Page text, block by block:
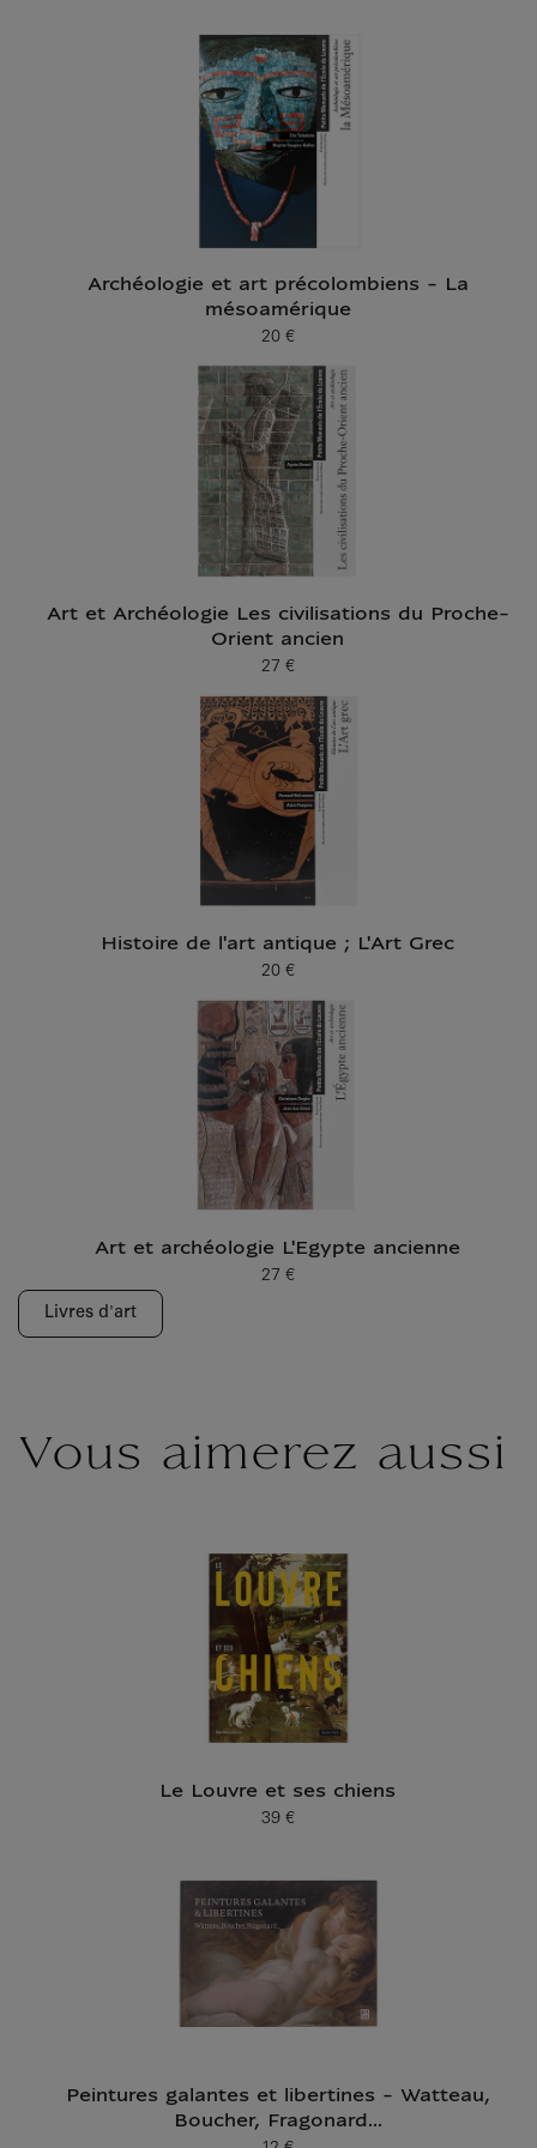
Archéologie et art précolombiens - La
mésoamérique
Prix ​​actuel
20 €
Art et Archéologie Les civilisations du Proche-
Orient ancien
Prix ​​actuel
27 €
Histoire de l'art antique ; L'Art Grec
Prix ​​actuel
20 €
Art et archéologie L'Egypte ancienne
Prix ​​actuel
27 €
Livres d'art
Vous aimerez aussi
Le Louvre et ses chiens
Prix ​​actuel
39 €
Peintures galantes et libertines - Watteau,
Boucher, Fragonard...